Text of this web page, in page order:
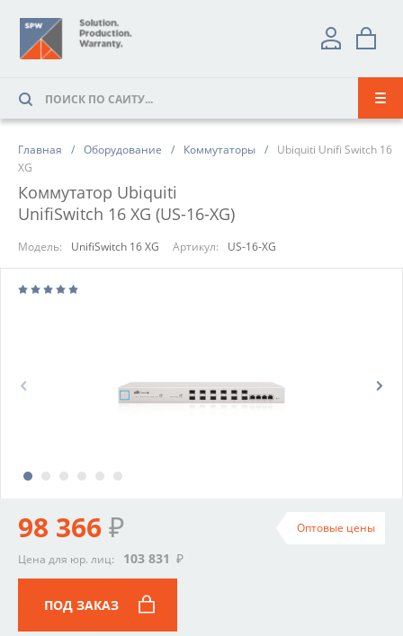
Главная Оборудование Коммутаторы
Ubiquiti Unifi Switch 16
XG
Коммутатор Ubiquiti
UnifiSwitch 16 XG (US-16-XG)
Модель: UnifiSwitch 16 XG Артикул: US-16-XG
Prev
Next
98 366₽ Оптовые цены
Цена для юр. лиц: 103 831 ₽
ПОД ЗАКАЗ